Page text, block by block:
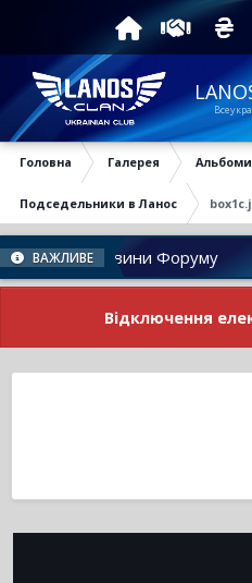
Головна Галерея Альбоми
Подседельники в Ланос
ВАЖЛИВЕ
Новини Форуму
Відключення